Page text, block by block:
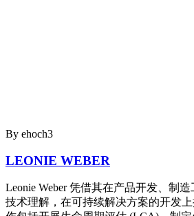
By ehoch3
LEONIE WEBER
Leonie Weber 凭借其在产品开发、制
技术理解，在可持续解决方案的开发